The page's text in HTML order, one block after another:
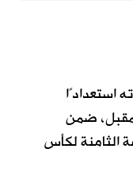
استعدادًا
ضمن
الثامنة لكأس